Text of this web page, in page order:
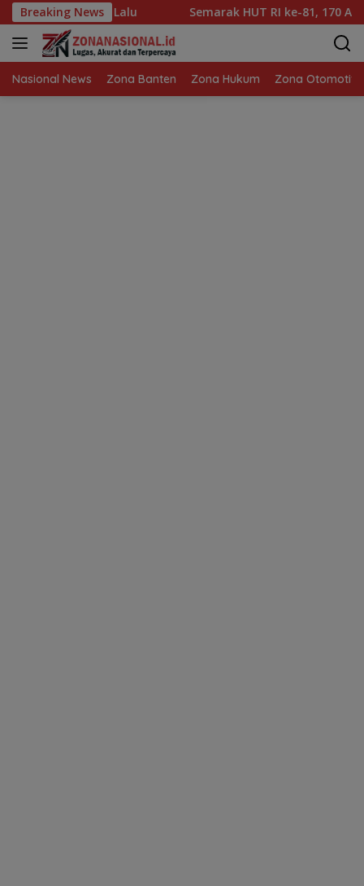
Langsung
ke
konten
Breaking News
Masa Lalu Semarak HUT RI ke-81, 170 Anak
Nasional News Zona Banten Zona Hukum Zona Otomotif